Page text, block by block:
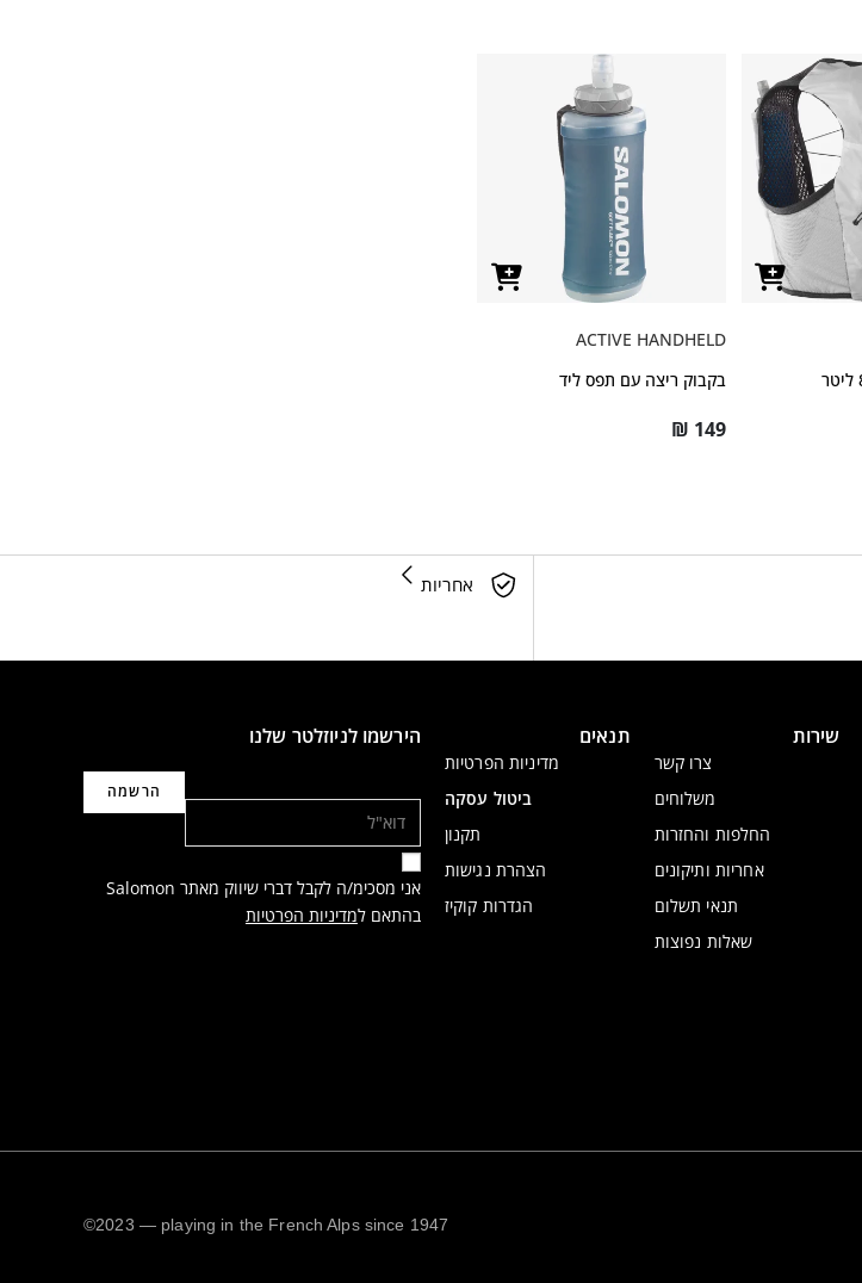
ACTIVE HANDHELD
בקבוק ריצה עם תפס ליד
₪ 149
אחריות
שירות
צרו קשר
משלוחים
החלפות והחזרות
אחריות ותיקונים
תנאי תשלום
שאלות נפוצות
תנאים
מדיניות הפרטיות
ביטול עסקה
תקנון
הצהרת נגישות
הגדרות קוקיז
הירשמו לניוזלטר שלנו
אני מסכימ/ה לקבל דברי שיווק מאתר Salomon
בהתאם למדיניות הפרטיות
©2023 — playing in the French Alps since 1947